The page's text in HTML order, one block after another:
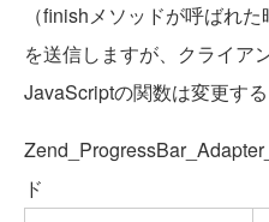
（finishメソッドが呼ばれ
を送信しますが、クライア
JavaScriptの関数は変更する
ド